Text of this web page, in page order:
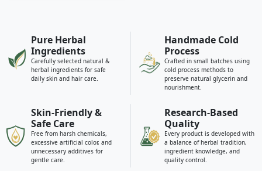
Pure Herbal
Ingredients
Carefully selected natural &
herbal ingredients for safe
daily skin and hair care.
Handmade Cold
Process
Crafted in small batches using
cold process methods to
preserve natural glycerin and
nourishment.
Skin-Friendly &
Safe Care
Free from harsh chemicals,
excessive artificial color, and
unnecessary additives for
gentle care.
Research-Based
Quality
Every product is developed with
a balance of herbal tradition,
ingredient knowledge, and
quality control.